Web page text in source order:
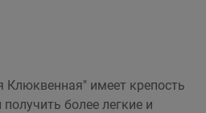
Клюквенная" имеет крепость
более легкие и